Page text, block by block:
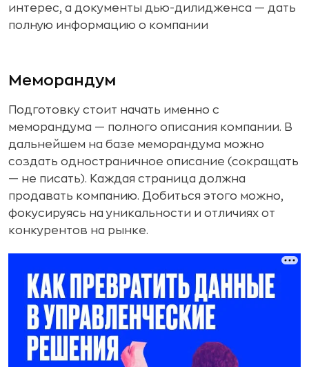
интерес, а документы дью-дилидженса — дать
полную информацию о компании
Меморандум
Подготовку стоит начать именно с
меморандума — полного описания компании. В
дальнейшем на базе меморандума можно
создать одностраничное описание (сокращать
— не писать). Каждая страница должна
продавать компанию. Добиться этого можно,
фокусируясь на уникальности и отличиях от
конкурентов на рынке.